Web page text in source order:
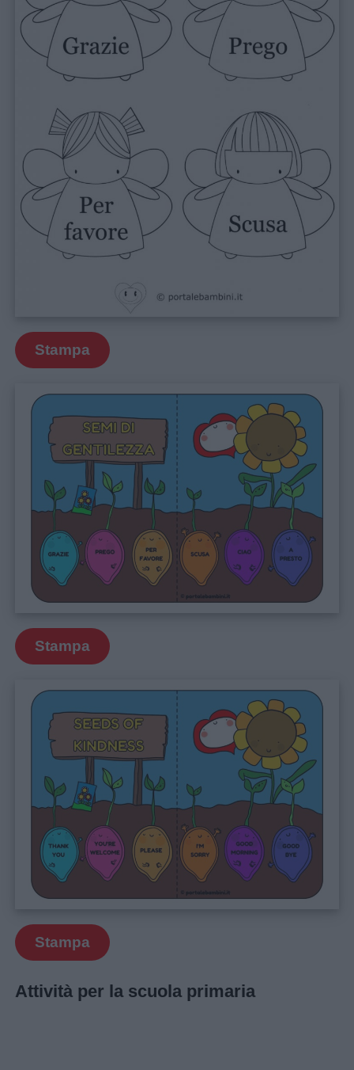
Stampa
Stampa
Stampa
Attività per la scuola primaria